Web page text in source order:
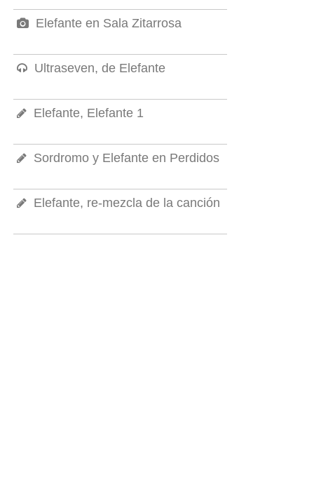
Elefante en Sala Zitarrosa
Ultraseven, de Elefante
Elefante, Elefante 1
Sordromo y Elefante en Perdidos
Elefante, re-mezcla de la canción